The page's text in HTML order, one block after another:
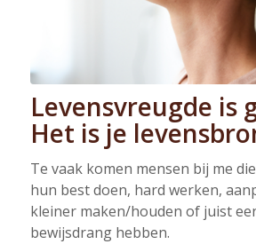
Levensvreugde is
Het is je
Te vaak komen mensen bij me
hun best doen, hard werken,
kleiner maken/houden of juist
bewijsdrang hebben.